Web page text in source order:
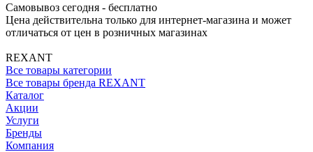
Самовывоз сегодня - бесплатно
Цена действительна только для интернет-магазина и может
отличаться от цен в розничных магазинах
REXANT
Все товары категории
Все товары бренда REXANT
Каталог
Акции
Услуги
Бренды
Компания